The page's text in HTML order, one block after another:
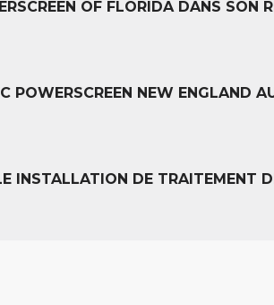
OF FLORIDA DANS SON
POWERSCREEN NEW ENGLAND
INSTALLATION DE TRAITEMENT